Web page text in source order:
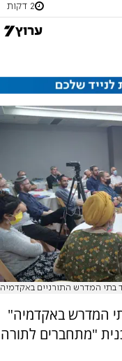
2 דקות
בתי המדרש התורניים באקדמיה
המדרש באקדמיה"
"מתחברים לתורה